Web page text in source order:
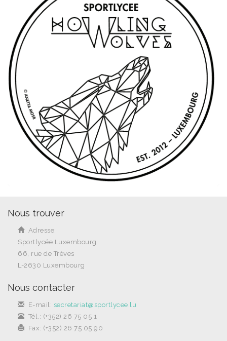
Nous trouver
Adresse:
Sportlycée Luxembourg
66, rue de Trèves
L-2630 Luxembourg
Nous contacter
E-mail: secretariat@sportlycee.lu
Tél.: (+352) 26 75 05 1
Fax: (+352) 26 75 05 90